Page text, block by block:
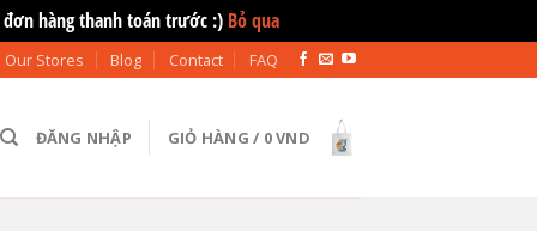
hàng thanh toán trước :) Bỏ qua
Our Stores Blog Contact FAQ
ĐĂNG NHẬP GIỎ HÀNG / 0VND